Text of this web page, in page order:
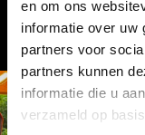
en om ons
informatie over uw
partners voor
partners kunnen
informatie die u
verzameld op